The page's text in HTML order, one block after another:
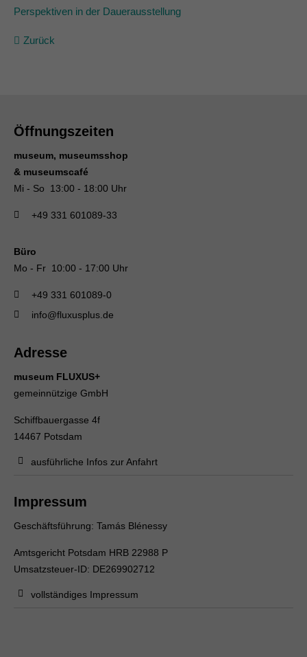
Perspektiven in der Dauerausstellung
Zurück
Öffnungszeiten
museum, museumsshop
& museumscafé
Mi - So 13:00 - 18:00 Uhr
+49 331 601089-33
Büro
Mo - Fr 10:00 - 17:00 Uhr
+49 331 601089-0
info@fluxusplus.de
Adresse
museum FLUXUS+
gemeinnützige GmbH
Schiffbauergasse 4f
14467 Potsdam
ausführliche Infos zur Anfahrt
Impressum
Geschäftsführung: Tamás Blénessy
Amtsgericht Potsdam HRB 22988 P
Umsatzsteuer-ID: DE269902712
vollständiges Impressum